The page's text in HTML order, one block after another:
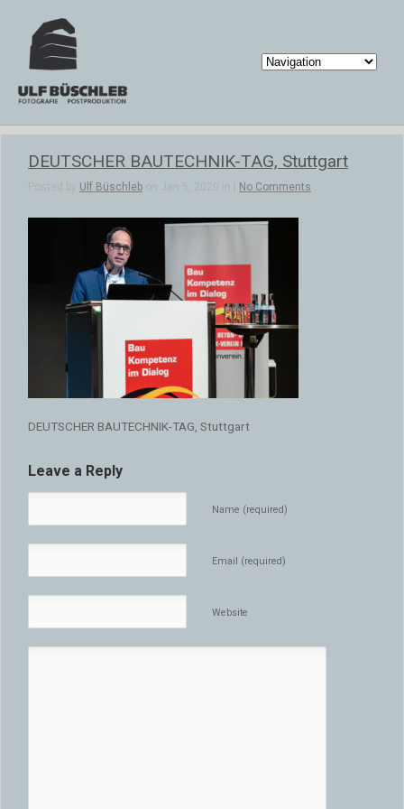
DEUTSCHER BAUTECHNIK-TAG, Stuttgart
Posted by Ulf Büschleb on Jan 5, 2020 in | No Comments
DEUTSCHER BAUTECHNIK-TAG, Stuttgart
Leave a Reply
Name (required)
Email (required)
Website